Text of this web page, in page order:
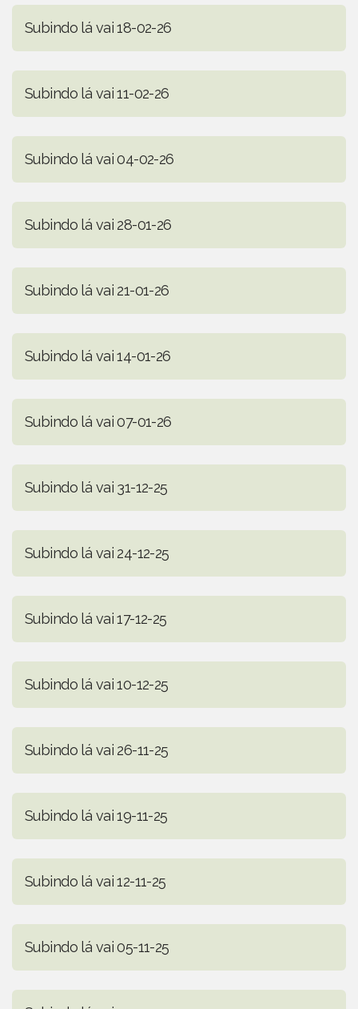
Subindo lá vai 18-02-26
Subindo lá vai 11-02-26
Subindo lá vai 04-02-26
Subindo lá vai 28-01-26
Subindo lá vai 21-01-26
Subindo lá vai 14-01-26
Subindo lá vai 07-01-26
Subindo lá vai 31-12-25
Subindo lá vai 24-12-25
Subindo lá vai 17-12-25
Subindo lá vai 10-12-25
Subindo lá vai 26-11-25
Subindo lá vai 19-11-25
Subindo lá vai 12-11-25
Subindo lá vai 05-11-25